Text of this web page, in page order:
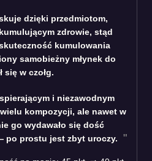
dzięki przedmiotom,
zdrowie, stąd
kumulowania
samobieżny młynek do
się w czołg.
i niezawodnym
kompozycji, ale nawet w
go wydawało się dość
po prostu jest zbyt uroczy.